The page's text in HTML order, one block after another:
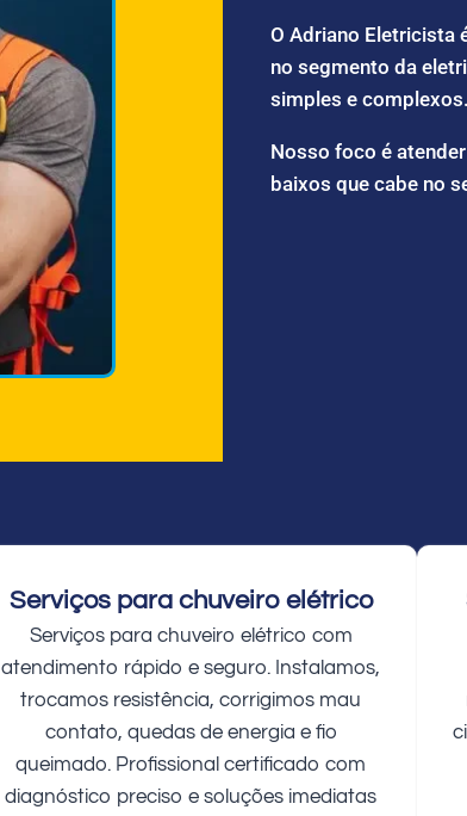
O Adriano Eletricista
no segmento da
simples e complexos.
Nosso foco é
baixos que cabe no
Serviços para chuveiro elétrico
Serviços para chuveiro elétrico com
atendimento rápido e seguro. Instalamos,
trocamos resistência, corrigimos mau
contato, quedas de energia e fio
queimado. Profissional certificado com
diagnóstico preciso e soluções imediatas